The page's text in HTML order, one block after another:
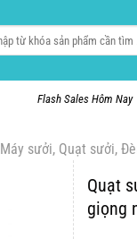
Flash Sales Hôm Nay
Máy sưởi, Quạt sưởi,
Quạt
giọng